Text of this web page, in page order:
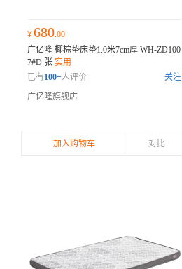
¥680.00
广亿隆 椰棕垫床垫1.0米7cm厚 WH-ZD100
7#D 张 实用
已有100+人评价
关注
广亿隆旗舰店
加入购物车 对比